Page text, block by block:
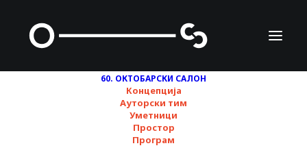
60. ОКТОБАРСКИ САЛОН
Концепција
Ауторски тим
Уметници
Простор
Програм